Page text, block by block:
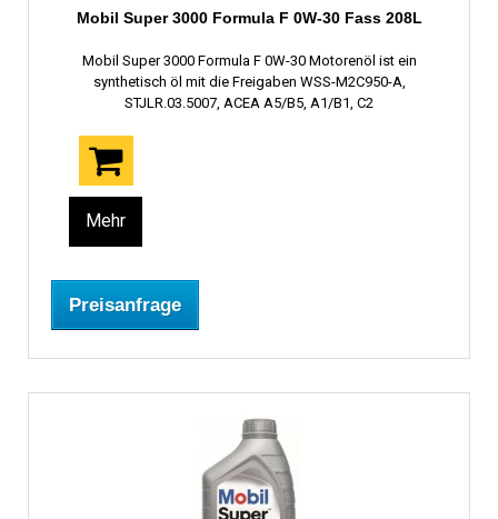
Mobil Super 3000 Formula F 0W-30 Fass 208L
Mobil Super 3000 Formula F 0W-30 Motorenöl ist ein
synthetisch öl mit die Freigaben WSS-M2C950-A,
STJLR.03.5007, ACEA A5/B5, A1/B1, C2
Mehr
Preisanfrage